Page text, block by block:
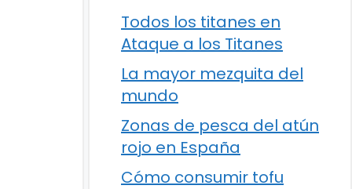
Todos los titanes en
Ataque a los Titanes
La mayor mezquita del
mundo
Zonas de pesca del atún
rojo en España
Cómo consumir tofu